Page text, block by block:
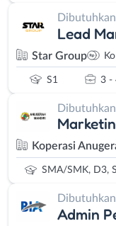
Dibutuhkan
Lead
Star Group
S1 3 -
Dibutuhkan
Koperasi
SMA/SMK, D3,
Dibutuhkan
Admin